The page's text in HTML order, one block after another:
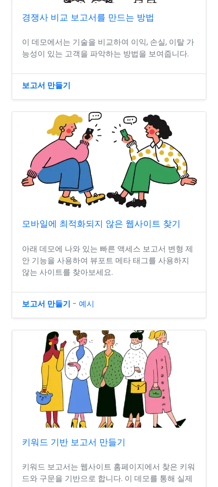
경쟁사 비교 보고서를 만드는 방법
이 데모에서는 기술을 비교하여 이익, 손실, 이탈 가
능성이 있는 고객을 파악하는 방법을 보여줍니다.
보고서 만들기
모바일에 최적화되지 않은 웹사이트 찾기
아래 데모에 나와 있는 빠른 액세스 보고서 변형 제
안 기능을 사용하여 뷰포트 메타 태그를 사용하지
않는 사이트를 찾아보세요.
보고서 만들기 - 예시
키워드 기반 보고서 만들기
키워드 보고서는 웹사이트 홈페이지에서 찾은 키워
드와 구문을 기반으로 합니다. 이 데모를 통해 실제